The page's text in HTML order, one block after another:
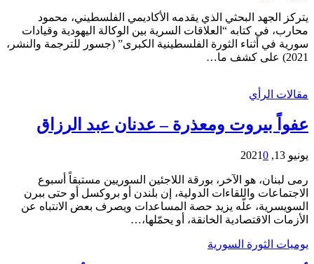
يتركز الجهد البحثي الذي يقدمه الأكاديمي الفلسطيني، محمود
محارب، في كتابه “العلاقات السرية بين الوكالة اليهودية وقيادات
سورية في أثناء الثورة الفلسطينية الكبرى” (جسور للترجمة والنشر،
2021) على كشف ما…
مقالات الرأي
عفواً بيروت ومعذرة – عدنان عبد الرزاق
يونيو 13, 2021 0
رمى لبنان، هو الآخر، بورقة اللاجئين السوريين مستبقاً أسبوع
الاجتماعات واللقاءات الدولية، إن بلندن أو بروكسل أو حتى ببرن
السويسرية، علّه يزيد حصة المساعدات ويصرف بعض الانتباه عن
الأزمات الاقتصادية الخانقة، أو يحمّلها،…
يوميات الثورة السورية